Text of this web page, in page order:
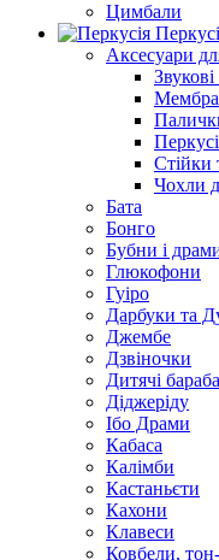
Цимбали
Аксесуари
Стійки
Чохли
Бата
Бонго
Бубни і
Глюкофони
Гуіро
Дарбуки та
Джембе
Дзвіночки
Дитячі
Діджеріду
Ібо Драми
Кабаса
Калімби
Кастаньєти
Кахони
Клавеси
Ковбели,